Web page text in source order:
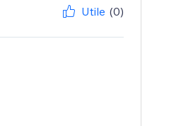
Utile (0)